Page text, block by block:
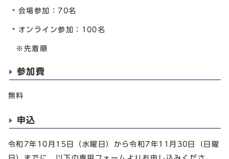
会場参加：70名
オンライン参加：100名
※先着順
参加費
無料
申込
令和7年10月15日（水曜日）から令和7年11月30日（日曜